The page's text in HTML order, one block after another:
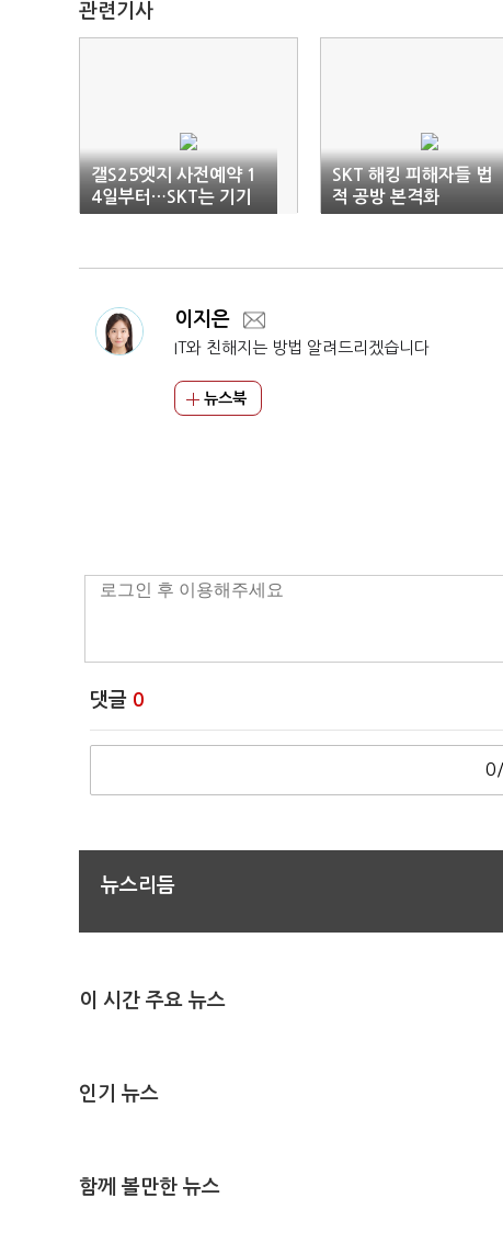
관련기사
갤S25엣지 사전예약 1
4일부터…SKT는 기기
변경만
SKT 해킹 피해자들 법
적 공방 본격화
이지은
IT와 친해지는 방법 알려드리겠습니다
뉴스북
댓글 0
뉴스리듬
이 시간 주요 뉴스
인기 뉴스
함께 볼만한 뉴스